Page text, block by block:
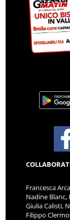
Francesca
Nadine
Giulia Calisti,
Filippo